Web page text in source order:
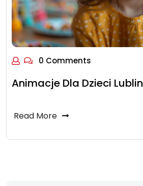
0 Comments
Animacje Dla Dzieci Lublin
Read More